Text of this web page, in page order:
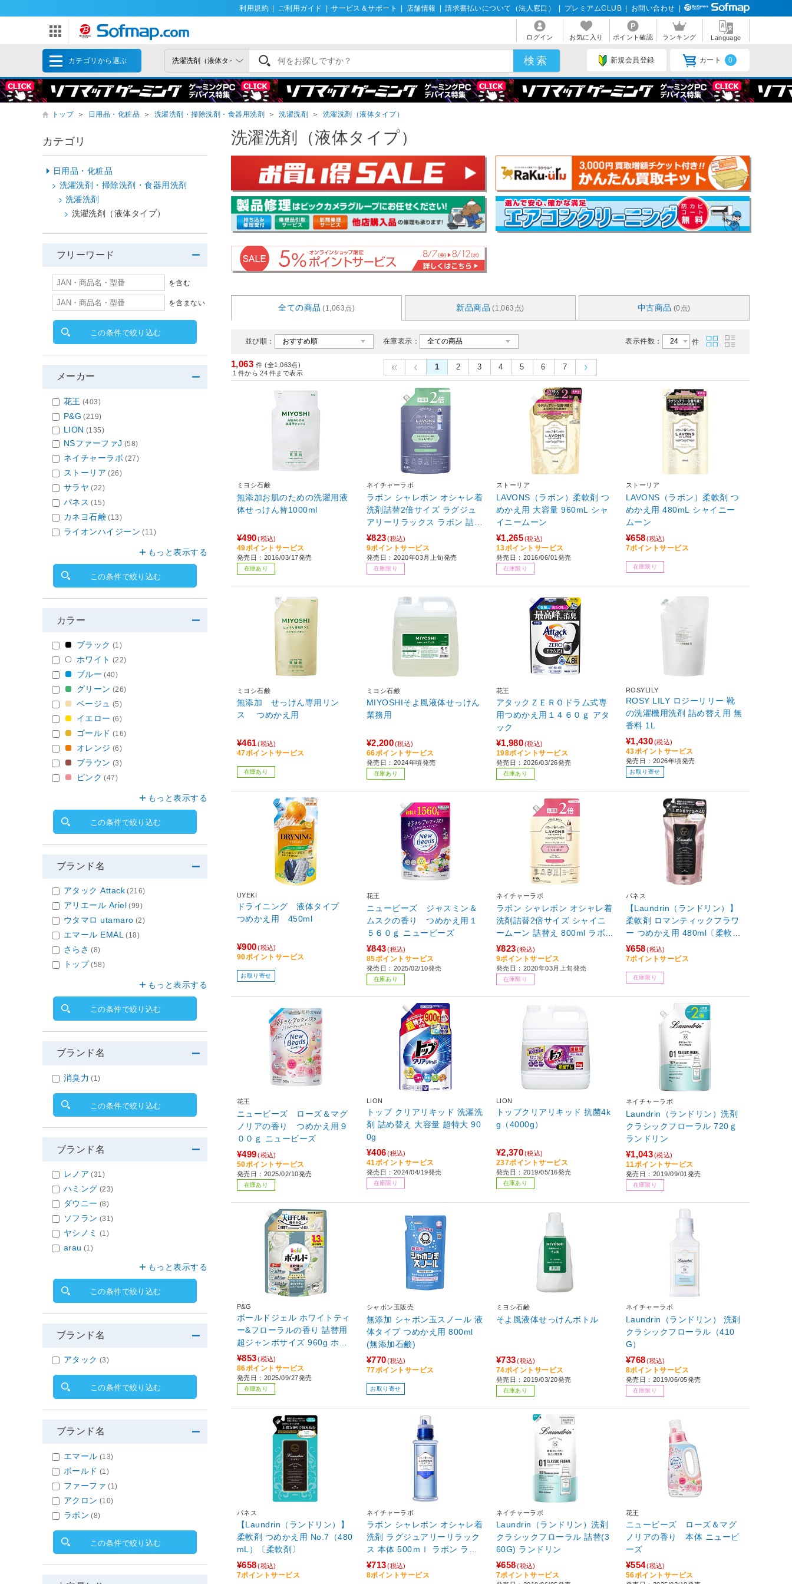
利用規約 ご利用ガイド サービス＆サポート 店舗情報 請求書払いについて（法人窓口） プレミアムCLUB お問い合わせ
ログイン お気に入り ポイント確認 ランキング Language
カテゴリから選ぶ 新規会員登録 カート 0
トップ ＞ 日用品・化粧品 ＞ 洗濯洗剤・掃除洗剤・食器用洗剤 ＞ 洗濯洗剤 ＞ 洗濯洗剤（液体タイプ）
洗濯洗剤（液体タイプ）
全ての商品 (1,063点) 新品商品 (1,063点) 中古商品 (0点)
並び順： 在庫表示： 表示件数： 件
1,063 件 (全1,063点)
1 件から 24 件まで表示
1 2 3 4 5 6 7
ミヨシ石鹸
無添加お肌のための洗濯用液
体せっけん替1000ml
¥490 (税込)
49ポイントサービス
発売日：2016/03/17発売
在庫あり
ネイチャーラボ
ラボン シャレボン オシャレ着
洗剤詰替2倍サイズ ラグジュ
アリーリラックス ラボン 詰替
え 800ml ラボン ラグジュアリ
ーリラックス
¥823 (税込)
9ポイントサービス
発売日：2020年03月上旬発売
在庫限り
ストーリア
LAVONS（ラボン）柔軟剤 つ
めかえ用 大容量 960mL シャ
イニームーン
¥1,265(税込)
13ポイントサービス
発売日：2016/06/01発売
在庫限り
ストーリア
LAVONS（ラボン）柔軟剤 つ
めかえ用 480mL シャイニー
ムーン
¥658 (税込)
7ポイントサービス
在庫限り
ミヨシ石鹸
無添加 せっけん専用リン
ス つめかえ用
¥461 (税込)
47ポイントサービス
在庫あり
ミヨシ石鹸
MIYOSHIそよ風液体せっけん
業務用
¥2,200(税込)
66ポイントサービス
発売日：2024年頃発売
在庫あり
花王
アタックＺＥＲＯドラム式専
用つめかえ用１４６０ｇ アタ
ック
¥1,980(税込)
198ポイントサービス
発売日：2026/03/26発売
在庫あり
ROSYLILY
ROSY LILY ロジーリリー 靴
の洗濯機用洗剤 詰め替え用 無
香料 1L
¥1,430(税込)
43ポイントサービス
発売日：2026年頃発売
お取り寄せ
UYEKI
ドライニング 液体タイプ
つめかえ用 450ml
¥900 (税込)
90ポイントサービス
お取り寄せ
花王
ニュービーズ ジャスミン＆
ムスクの香り つめかえ用１
５６０ｇ ニュービーズ
¥843 (税込)
85ポイントサービス
発売日：2025/02/10発売
在庫あり
ネイチャーラボ
ラボン シャレボン オシャレ着
洗剤詰替2倍サイズ シャイニ
ームーン 詰替え 800ml ラボン
シャイニームーン
¥823 (税込)
9ポイントサービス
発売日：2020年03月上旬発売
在庫限り
パネス
【Laundrin（ランドリン）】
柔軟剤 ロマンティックフラワ
ー つめかえ用 480ml〔柔軟
剤〕
¥658 (税込)
7ポイントサービス
在庫限り
花王
ニュービーズ ローズ＆マグ
ノリアの香り つめかえ用９
００ｇ ニュービーズ
¥499 (税込)
50ポイントサービス
発売日：2025/02/10発売
在庫あり
LION
トップ クリアリキッド 洗濯洗
剤 詰め替え 大容量 超特大 90
0g
¥406 (税込)
41ポイントサービス
発売日：2024/04/19発売
在庫限り
LION
トップクリアリキッド 抗菌4k
g（4000g）
¥2,370(税込)
237ポイントサービス
発売日：2019/05/16発売
在庫あり
ネイチャーラボ
Laundrin（ランドリン）洗剤
クラシックフローラル 720ｇ
ランドリン
¥1,043(税込)
11ポイントサービス
発売日：2019/09/01発売
在庫限り
P&G
ボールドジェル ホワイトティ
ー&フローラルの香り 詰替用
超ジャンボサイズ 960g ホワ
イトティー&フローラル
¥853 (税込)
86ポイントサービス
発売日：2025/09/27発売
在庫あり
シャボン玉販売
無添加 シャボン玉スノール 液
体タイプ つめかえ用 800ml
(無添加石鹸)
¥770 (税込)
77ポイントサービス
お取り寄せ
ミヨシ石鹸
そよ風液体せっけんボトル
¥733 (税込)
74ポイントサービス
発売日：2019/03/20発売
在庫あり
ネイチャーラボ
Laundrin（ランドリン） 洗剤
クラシックフローラル（410
G）
¥768 (税込)
8ポイントサービス
発売日：2019/06/05発売
在庫限り
パネス
【Laundrin（ランドリン）】
柔軟剤 つめかえ用 No.7（480
mL）〔柔軟剤〕
¥658 (税込)
7ポイントサービス
ネイチャーラボ
ラボン シャレボン オシャレ着
洗剤 ラグジュアリーリラック
ス 本体 500ｍｌ ラボン ラグ
ジュアリーリラックス
¥713 (税込)
8ポイントサービス
ネイチャーラボ
Laundrin（ランドリン）洗剤
クラシックフローラル 詰替(3
60G) ランドリン
¥658 (税込)
7ポイントサービス
花王
ニュービーズ ローズ＆マグ
ノリアの香り 本体 ニュービ
ーズ
¥554(税込)
56ポイントサービス
カテゴリ
日用品・化粧品
洗濯洗剤・掃除洗剤・食器用洗剤
洗濯洗剤
洗濯洗剤（液体タイプ）
フリーワード
を含む
を含まない
この条件で絞り込む
メーカー
花王 (403)
P&G (219)
LION (135)
NSファーファJ (58)
ネイチャーラボ (27)
ストーリア (26)
サラヤ (22)
パネス (15)
カネヨ石鹸 (13)
ライオンハイジーン (11)
もっと表示する
この条件で絞り込む
カラー
ブラック (1)
ホワイト (22)
ブルー (40)
グリーン (26)
ベージュ (5)
イエロー (6)
ゴールド (16)
オレンジ (6)
ブラウン (3)
ピンク (47)
もっと表示する
この条件で絞り込む
ブランド名
アタック Attack (216)
アリエール Ariel (99)
ウタマロ utamaro (2)
エマール EMAL (18)
さらさ (8)
トップ (58)
もっと表示する
この条件で絞り込む
ブランド名
消臭力 (1)
この条件で絞り込む
ブランド名
レノア (31)
ハミング (23)
ダウニー (8)
ソフラン (31)
ヤシノミ (1)
arau (1)
もっと表示する
この条件で絞り込む
ブランド名
アタック (3)
この条件で絞り込む
ブランド名
エマール (13)
ボールド (1)
ファーファ (1)
アクロン (10)
ラボン (8)
この条件で絞り込む